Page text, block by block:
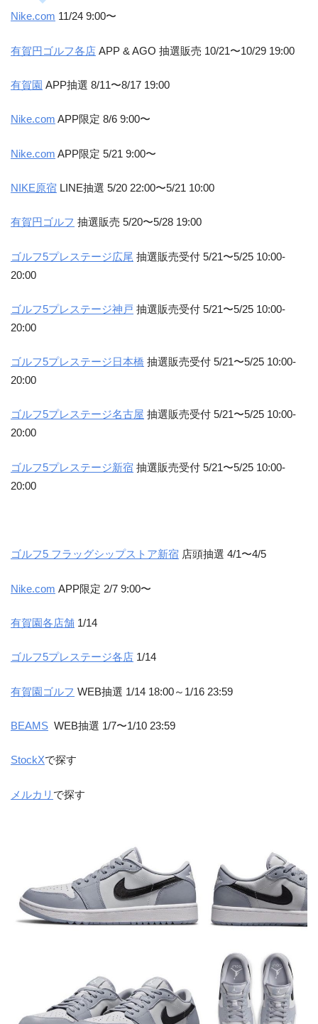
Nike.com 11/24 9:00〜
有賀円ゴルフ各店 APP & AGO 抽選販売 10/21〜10/29 19:00
有賀園 APP抽選 8/11〜8/17 19:00
Nike.com APP限定 8/6 9:00〜
Nike.com APP限定 5/21 9:00〜
NIKE原宿 LINE抽選 5/20 22:00〜5/21 10:00
有賀円ゴルフ 抽選販売 5/20〜5/28 19:00
ゴルフ5プレステージ広尾 抽選販売受付 5/21〜5/25 10:00-
20:00
ゴルフ5プレステージ神戸 抽選販売受付 5/21〜5/25 10:00-
20:00
ゴルフ5プレステージ日本橋 抽選販売受付 5/21〜5/25 10:00-
20:00
ゴルフ5プレステージ名古屋 抽選販売受付 5/21〜5/25 10:00-
20:00
ゴルフ5プレステージ新宿 抽選販売受付 5/21〜5/25 10:00-
20:00
ゴルフ5 フラッグシップストア新宿 店頭抽選 4/1〜4/5
Nike.com APP限定 2/7 9:00〜
有賀園各店舗 1/14
ゴルフ5プレステージ各店 1/14
有賀園ゴルフ WEB抽選 1/14 18:00～1/16 23:59
BEAMS WEB抽選 1/7〜1/10 23:59
StockXで探す
メルカリ で探す